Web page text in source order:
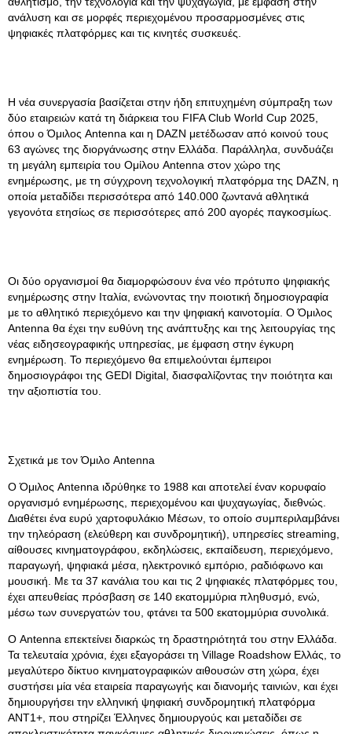
ανάλυση και σε μορφές περιεχομένου προσαρμοσμένες στις
ψηφιακές πλατφόρμες και τις κινητές συσκευές.
Η νέα συνεργασία βασίζεται στην ήδη επιτυχημένη σύμπραξη των
δύο εταιρειών κατά τη διάρκεια του FIFA Club World Cup 2025,
όπου ο Όμιλος Antenna και η DAZN μετέδωσαν από κοινού τους
63 αγώνες της διοργάνωσης στην Ελλάδα. Παράλληλα, συνδυάζει
τη μεγάλη εμπειρία του Ομίλου Antenna στον χώρο της
ενημέρωσης, με τη σύγχρονη τεχνολογική πλατφόρμα της DAZN, η
οποία μεταδίδει περισσότερα από 140.000 ζωντανά αθλητικά
γεγονότα ετησίως σε περισσότερες από 200 αγορές παγκοσμίως.
Οι δύο οργανισμοί θα διαμορφώσουν ένα νέο πρότυπο ψηφιακής
ενημέρωσης στην Ιταλία, ενώνοντας την ποιοτική δημοσιογραφία
με το αθλητικό περιεχόμενο και την ψηφιακή καινοτομία. Ο Όμιλος
Antenna θα έχει την ευθύνη της ανάπτυξης και της λειτουργίας της
νέας ειδησεογραφικής υπηρεσίας, με έμφαση στην έγκυρη
ενημέρωση. Το περιεχόμενο θα επιμελούνται έμπειροι
δημοσιογράφοι της GEDI Digital, διασφαλίζοντας την ποιότητα και
την αξιοπιστία του.
Σχετικά με τον Όμιλο Antenna
Ο Όμιλος Antenna ιδρύθηκε το 1988 και αποτελεί έναν κορυφαίο
οργανισμό ενημέρωσης, περιεχομένου και ψυχαγωγίας, διεθνώς.
Διαθέτει ένα ευρύ χαρτοφυλάκιο Μέσων, το οποίο συμπεριλαμβάνει
την τηλεόραση (ελεύθερη και συνδρομητική), υπηρεσίες streaming,
αίθουσες κινηματογράφου, εκδηλώσεις, εκπαίδευση, περιεχόμενο,
παραγωγή, ψηφιακά μέσα, ηλεκτρονικό εμπόριο, ραδιόφωνο και
μουσική. Με τα 37 κανάλια του και τις 2 ψηφιακές πλατφόρμες του,
έχει απευθείας πρόσβαση σε 140 εκατομμύρια πληθυσμό, ενώ,
μέσω των συνεργατών του, φτάνει τα 500 εκατομμύρια συνολικά.
Ο Antenna επεκτείνει διαρκώς τη δραστηριότητά του στην Ελλάδα.
Τα τελευταία χρόνια, έχει εξαγοράσει τη Village Roadshow Ελλάς, το
μεγαλύτερο δίκτυο κινηματογραφικών αιθουσών στη χώρα, έχει
συστήσει μία νέα εταιρεία παραγωγής και διανομής ταινιών, και έχει
δημιουργήσει την ελληνική ψηφιακή συνδρομητική πλατφόρμα
ANT1+, που στηρίζει Έλληνες δημιουργούς και μεταδίδει σε